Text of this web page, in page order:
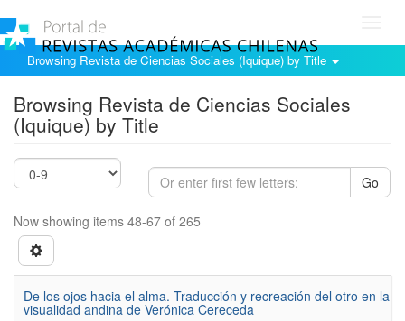
Browsing Revista de Ciencias Sociales (Iquique) by Title
Browsing Revista de Ciencias Sociales
(Iquique) by Title
Go
Now showing items 48-67 of 265
De los ojos hacia el alma. Traducción y recreación del otro en la
visualidad andina de Verónica Cereceda